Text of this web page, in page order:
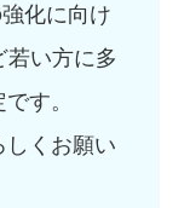
化に向け
若い方に多
す。
しくお願い